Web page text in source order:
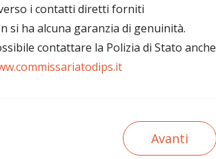
i contatti diretti forniti
si ha alcuna garanzia di genuinità.
contattare la Polizia di Stato anche
Avanti